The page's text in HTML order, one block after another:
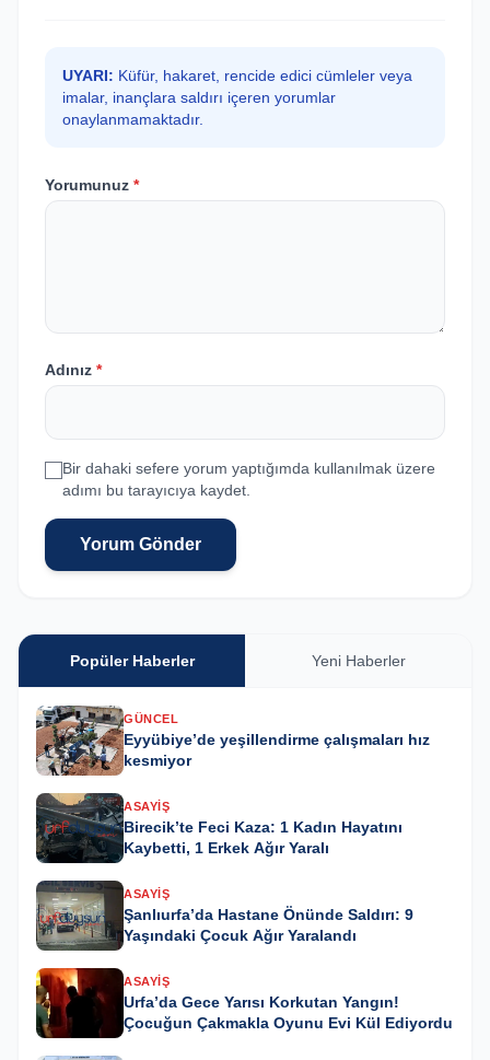
UYARI: Küfür, hakaret, rencide edici cümleler veya
imalar, inançlara saldırı içeren yorumlar
onaylanmamaktadır.
Yorumunuz *
Adınız *
Bir dahaki sefere yorum yaptığımda kullanılmak üzere
adımı bu tarayıcıya kaydet.
Yorum Gönder
Popüler Haberler Yeni Haberler
GÜNCEL
Eyyübiye’de yeşillendirme çalışmaları hız
kesmiyor
ASAYIŞ
Birecik’te Feci Kaza: 1 Kadın Hayatını
Kaybetti, 1 Erkek Ağır Yaralı
ASAYIŞ
Şanlıurfa’da Hastane Önünde Saldırı: 9
Yaşındaki Çocuk Ağır Yaralandı
ASAYIŞ
Urfa’da Gece Yarısı Korkutan Yangın!
Çocuğun Çakmakla Oyunu Evi Kül Ediyordu